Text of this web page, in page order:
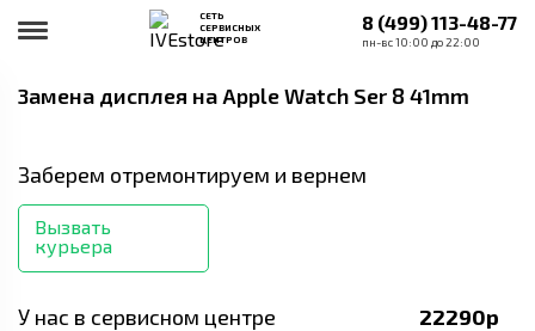
СЕТЬ
СЕРВИСНЫХ
ЦЕНТРОВ
8 (499) 113-48-77
пн-вс 10:00 до 22:00
Замена дисплея на Apple Watch Ser 8 41mm
Заберем отремонтируем и вернем
Вызвать
курьера
У нас в сервисном центре 22290р